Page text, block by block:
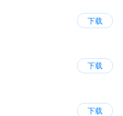
下载
下载
下载